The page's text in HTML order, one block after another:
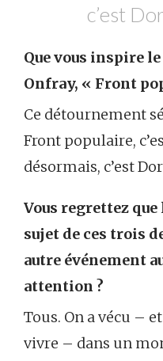
c’est
Que vous inspire
Onfray, « Front
Ce détournement
Front populaire,
désormais, c’est
Vous regrettez
sujet de ces trois
autre événement
attention ?
Tous. On a vécu –
vivre – dans un